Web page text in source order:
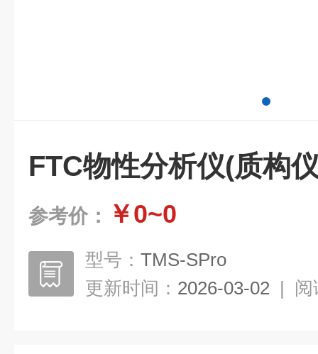
FTC物性分析仪(质构
参考价： ￥0~0
型号： TMS-SPro
更新时间： 2026-03-02 | 阅